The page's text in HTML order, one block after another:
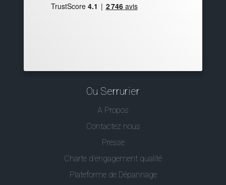
Ou Serrurier
A Propos
Contactez nous
Presse
Charte d’engagement qualité
Plateforme de Dépannage